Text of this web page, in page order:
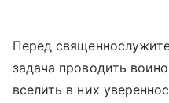
Перед
задача проводить
вселить в них